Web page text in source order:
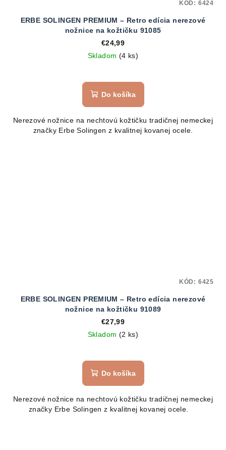
ERBE SOLINGEN PREMIUM – Retro edícia nerezové
nožnice na kožtičku 91085
€24,99
Skladom (4 ks)
Do košíka
Nerezové nožnice na nechtovú kožtičku tradičnej nemeckej
značky Erbe Solingen z kvalitnej kovanej ocele.
KÓD: 6424
ERBE SOLINGEN PREMIUM – Retro edícia nerezové
nožnice na kožtičku 91089
€27,99
Skladom (2 ks)
Do košíka
Nerezové nožnice na nechtovú kožtičku tradičnej nemeckej
značky Erbe Solingen z kvalitnej kovanej ocele.
KÓD: 6425